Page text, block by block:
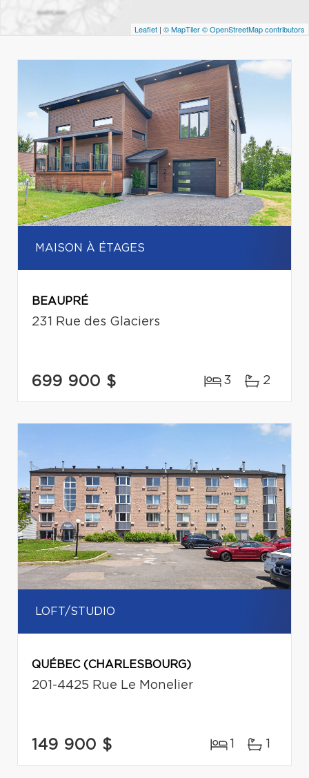
Leaflet | © MapTiler© OpenStreetMap contributors
MAISON À ÉTAGES
BEAUPRÉ
231 Rue des Glaciers
699 900 $ 3 2
LOFT/STUDIO
QUÉBEC (CHARLESBOURG)
201-4425 Rue Le Monelier
149 900 $ 1 1